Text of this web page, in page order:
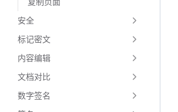
安全
标记密文
内容编辑
文档对比
数字签名